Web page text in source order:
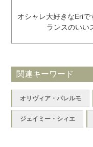
オシャレ大好きなEri
ランスのいい
関連キーワード
オリヴィア・パレルモ
ジェイミー・シィエ